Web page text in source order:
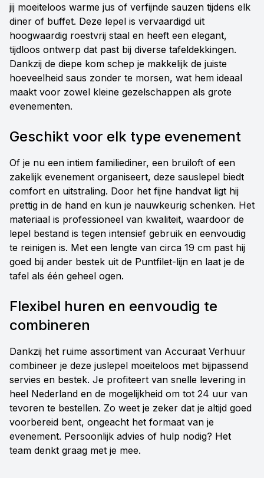
jij moeiteloos warme jus of verfijnde sauzen tijdens elk
diner of buffet. Deze lepel is vervaardigd uit
hoogwaardig roestvrij staal en heeft een elegant,
tijdloos ontwerp dat past bij diverse tafeldekkingen.
Dankzij de diepe kom schep je makkelijk de juiste
hoeveelheid saus zonder te morsen, wat hem ideaal
maakt voor zowel kleine gezelschappen als grote
evenementen.
Geschikt voor elk type evenement
Of je nu een intiem familiediner, een bruiloft of een
zakelijk evenement organiseert, deze sauslepel biedt
comfort en uitstraling. Door het fijne handvat ligt hij
prettig in de hand en kun je nauwkeurig schenken. Het
materiaal is professioneel van kwaliteit, waardoor de
lepel bestand is tegen intensief gebruik en eenvoudig
te reinigen is. Met een lengte van circa 19 cm past hij
goed bij ander bestek uit de Puntfilet-lijn en laat je de
tafel als één geheel ogen.
Flexibel huren en eenvoudig te
combineren
Dankzij het ruime assortiment van Accuraat Verhuur
combineer je deze juslepel moeiteloos met bijpassend
servies en bestek. Je profiteert van snelle levering in
heel Nederland en de mogelijkheid om tot 24 uur van
tevoren te bestellen. Zo weet je zeker dat je altijd goed
voorbereid bent, ongeacht het formaat van je
evenement. Persoonlijk advies of hulp nodig? Het
team denkt graag met je mee.